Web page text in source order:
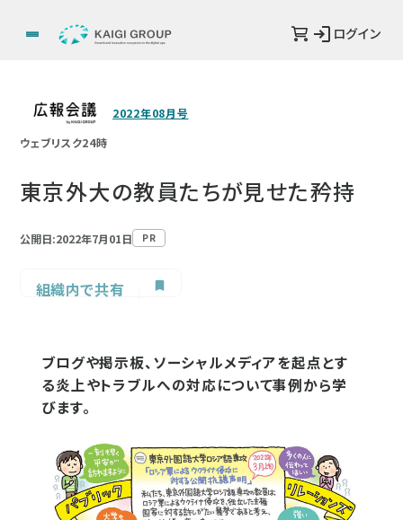
ログイン
2022年08月号
ウェブリスク24時
東京外大の教員たちが見せた矜持
公開日:2022年7月01日 PR
組織内で共有
ブログや掲示板、ソーシャルメディアを起点とす
る炎上やトラブルへの対応について事例から学
びます。